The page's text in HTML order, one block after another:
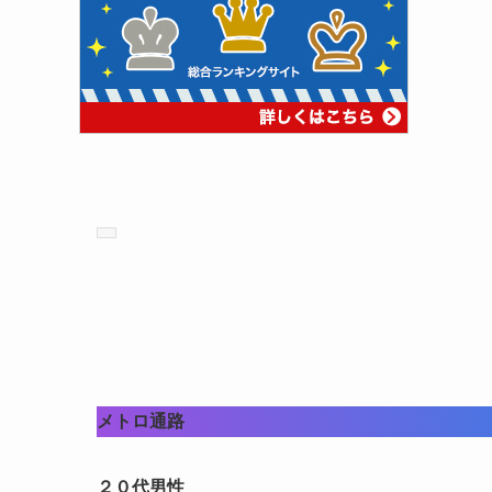
メトロ通路
２０代男性